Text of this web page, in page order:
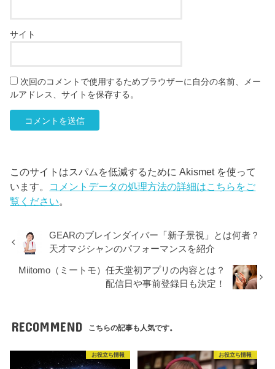
サイト
次回のコメントで使用するためブラウザーに自分の名前、メー
ルアドレス、サイトを保存する。
このサイトはスパムを低減するために Akismet を使って
います。 コメントデータの処理方法の詳細はこちらをご
覧ください。
GEARのブレインダイバー「新子景視」とは何者？
天才マジシャンのパフォーマンスを紹介
Miitomo（ミートモ）任天堂初アプリの内容とは？
配信日や事前登録日も決定！
RECOMMEND こちらの記事も人気です。
お役立ち情報 お役立ち情報